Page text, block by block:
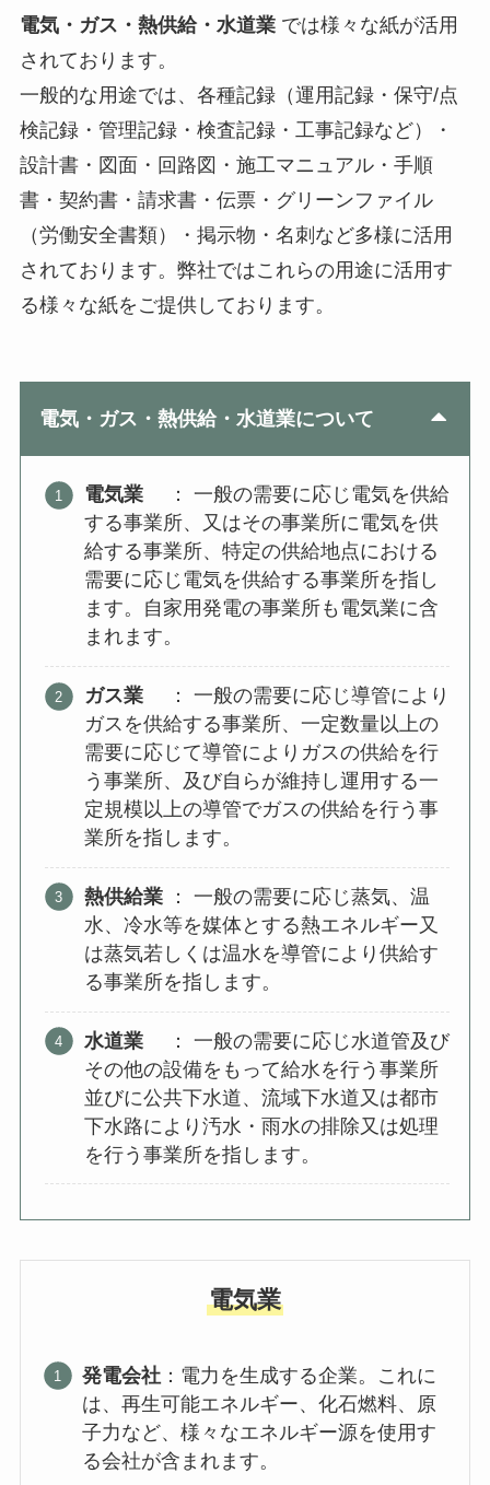
電気・ガス・熱供給・水道業では様々な紙が活用
されております。
一般的な用途では、各種記録（運用記録・保守/点
検記録・管理記録・検査記録・工事記録など）・
設計書・図面・回路図・施工マニュアル・手順
書・契約書・請求書・伝票・グリーンファイル
（労働安全書類）・掲示物・名刺など多様に活用
されております。弊社ではこれらの用途に活用す
る様々な紙をご提供しております。
電気・ガス・熱供給・水道業について
電気業 ： 一般の需要に応じ電気を供給
する事業所、又はその事業所に電気を供
給する事業所、特定の供給地点における
需要に応じ電気を供給する事業所を指し
ます。自家用発電の事業所も電気業に含
まれます。
ガス業 ： 一般の需要に応じ導管により
ガスを供給する事業所、一定数量以上の
需要に応じて導管によりガスの供給を行
う事業所、及び自らが維持し運用する一
定規模以上の導管でガスの供給を行う事
業所を指します。
熱供給業 ： 一般の需要に応じ蒸気、温
水、冷水等を媒体とする熱エネルギー又
は蒸気若しくは温水を導管により供給す
る事業所を指します。
水道業 ： 一般の需要に応じ水道管及び
その他の設備をもって給水を行う事業所
並びに公共下水道、流域下水道又は都市
下水路により汚水・雨水の排除又は処理
を行う事業所を指します。
電気業
発電会社 ：電力を生成する企業。これに
は、再生可能エネルギー、化石燃料、原
子力など、様々なエネルギー源を使用す
る会社が含まれます。